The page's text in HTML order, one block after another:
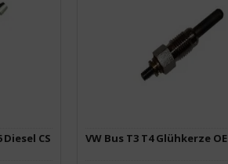
CS
VW Bus T3 T4 Glühkerze OE